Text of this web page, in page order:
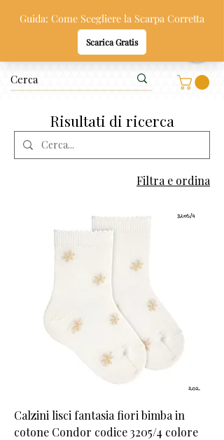
Oppi & Gi
SCARPE SANE PER BAMBINI
Risultati di ricerca
Filtra e ordina
Calzini lisci fantasia fiori bimba in
cotone Condor codice 3205/4 colore